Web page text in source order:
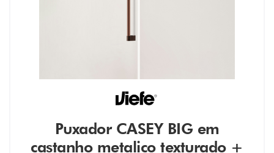
Puxador CASEY BIG em
castanho metalico texturado +